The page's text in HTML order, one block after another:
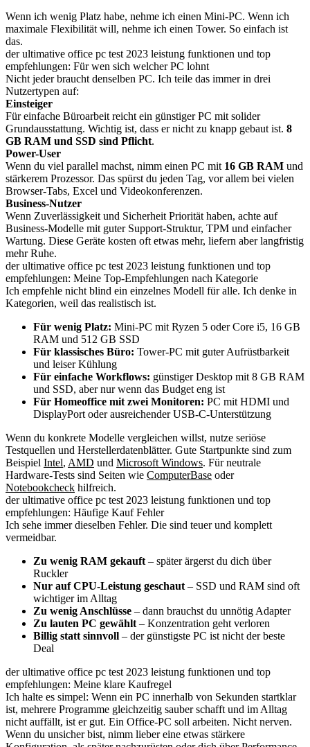
Wenn ich wenig Platz habe, nehme ich einen Mini-PC. Wenn ich
maximale Flexibilität will, nehme ich einen Tower. So einfach ist
das.
der ultimative office pc test 2023 leistung funktionen und top
empfehlungen: Für wen sich welcher PC lohnt
Nicht jeder braucht denselben PC. Ich teile das immer in drei
Nutzertypen auf:
Einsteiger
Für einfache Büroarbeit reicht ein günstiger PC mit solider
Grundausstattung. Wichtig ist, dass er nicht zu knapp gebaut ist. 8
GB RAM und SSD sind Pflicht.
Power-User
Wenn du viel parallel machst, nimm einen PC mit 16 GB RAM und
stärkerem Prozessor. Das spürst du jeden Tag, vor allem bei vielen
Browser-Tabs, Excel und Videokonferenzen.
Business-Nutzer
Wenn Zuverlässigkeit und Sicherheit Priorität haben, achte auf
Business-Modelle mit guter Support-Struktur, TPM und einfacher
Wartung. Diese Geräte kosten oft etwas mehr, liefern aber langfristig
mehr Ruhe.
der ultimative office pc test 2023 leistung funktionen und top
empfehlungen: Meine Top-Empfehlungen nach Kategorie
Ich empfehle nicht blind ein einzelnes Modell für alle. Ich denke in
Kategorien, weil das realistisch ist.
Für wenig Platz: Mini-PC mit Ryzen 5 oder Core i5, 16 GB
RAM und 512 GB SSD
Für klassisches Büro: Tower-PC mit guter Aufrüstbarkeit
und leiser Kühlung
Für einfache Workflows: günstiger Desktop mit 8 GB RAM
und SSD, aber nur wenn das Budget eng ist
Für Homeoffice mit zwei Monitoren: PC mit HDMI und
DisplayPort oder ausreichender USB-C-Unterstützung
Wenn du konkrete Modelle vergleichen willst, nutze seriöse
Testquellen und Herstellerdatenblätter. Gute Startpunkte sind zum
Beispiel Intel, AMD und Microsoft Windows. Für neutrale
Hardware-Tests sind Seiten wie ComputerBase oder
Notebookcheck hilfreich.
der ultimative office pc test 2023 leistung funktionen und top
empfehlungen: Häufige Kauf Fehler
Ich sehe immer dieselben Fehler. Die sind teuer und komplett
vermeidbar.
Zu wenig RAM gekauft – später ärgerst du dich über
Ruckler
Nur auf CPU-Leistung geschaut – SSD und RAM sind oft
wichtiger im Alltag
Zu wenig Anschlüsse – dann brauchst du unnötig Adapter
Zu lauten PC gewählt – Konzentration geht verloren
Billig statt sinnvoll – der günstigste PC ist nicht der beste
Deal
der ultimative office pc test 2023 leistung funktionen und top
empfehlungen: Meine klare Kaufregel
Ich halte es simpel: Wenn ein PC innerhalb von Sekunden startklar
ist, mehrere Programme gleichzeitig sauber schafft und im Alltag
nicht auffällt, ist er gut. Ein Office-PC soll arbeiten. Nicht nerven.
Wenn du unsicher bist, nimm lieber eine etwas stärkere